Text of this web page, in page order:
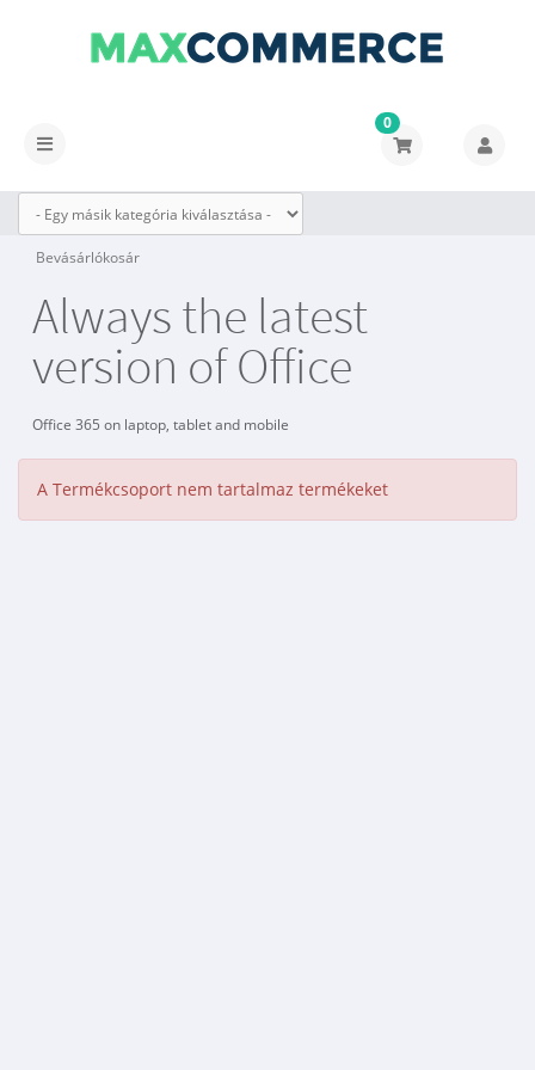
Váltás
navigációra
0
Bevásárlókosár
Always the latest
version of Office
Office 365 on laptop, tablet and mobile
A Termékcsoport nem tartalmaz termékeket